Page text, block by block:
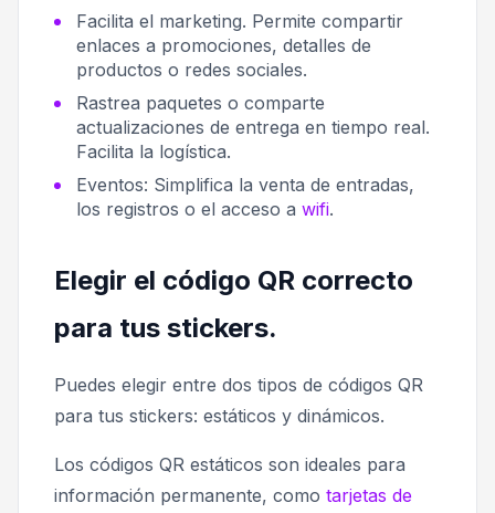
Facilita el marketing. Permite compartir
enlaces a promociones, detalles de
productos o redes sociales.
Rastrea paquetes o comparte
actualizaciones de entrega en tiempo real.
Facilita la logística.
Eventos: Simplifica la venta de entradas,
los registros o el acceso a wifi.
Elegir el código QR correcto
para tus stickers.
Puedes elegir entre dos tipos de códigos QR
para tus stickers: estáticos y dinámicos.
Los códigos QR estáticos son ideales para
información permanente, como tarjetas de